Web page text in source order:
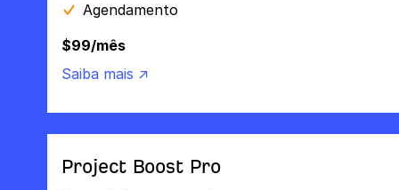
Agendamento
$99/mês
Saiba mais ↗
Project Boost Pro